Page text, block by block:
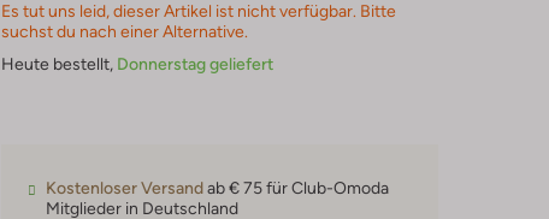
Es tut uns leid, dieser Artikel ist nicht verfügbar. Bitte
suchst du nach einer Alternative.
Heute bestellt, Donnerstag geliefert
Kostenloser Versandab € 75 für Club-Omoda
Mitglieder in Deutschland